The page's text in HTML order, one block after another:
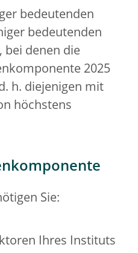
bedeutenden
bedeutenden
bei denen die
2025
h. diejenigen mit
höchstens
Sie:
Ihres Instituts